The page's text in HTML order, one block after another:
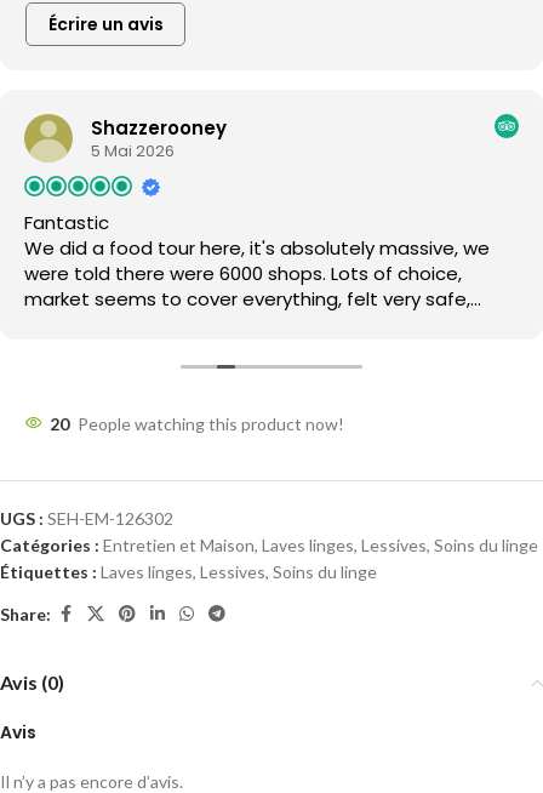
Écrire un avis
Shazzerooney
5 Mai 2026
Fantastic
We did a food tour here, it's absolutely massive, we
were told there were 6000 shops. Lots of choice,
market seems to cover everything, felt very safe,
20 People watching this product now!
UGS : SEH-EM-126302
Catégories : Entretien et Maison, Laves linges, Lessives, Soins du linge
Étiquettes : Laves linges, Lessives, Soins du linge
Share:
Avis (0)
Avis
Il n’y a pas encore d’avis.